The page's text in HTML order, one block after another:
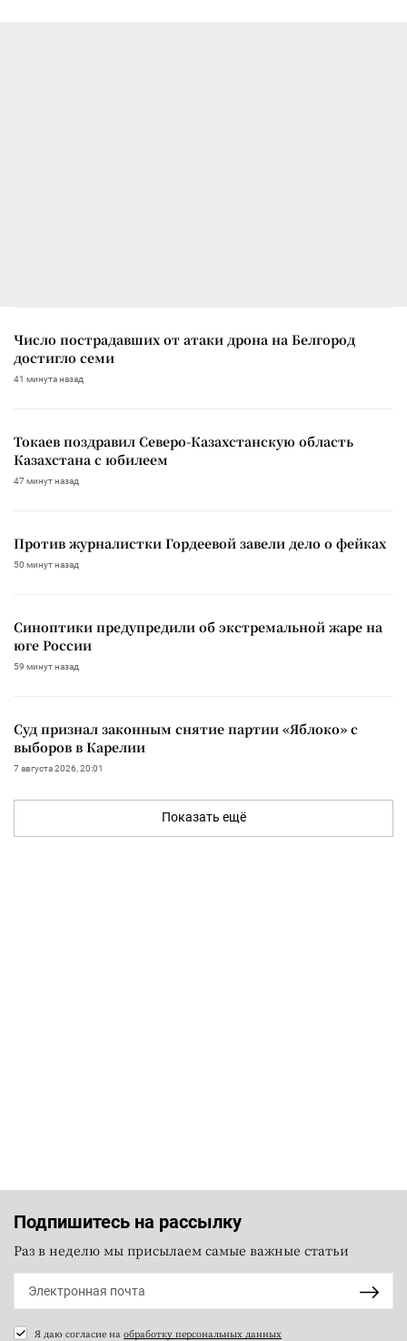
Число пострадавших от атаки дрона на Белгород
достигло семи
41 минута назад
Токаев поздравил Северо-Казахстанскую область
Казахстана с юбилеем
47 минут назад
Против журналистки Гордеевой завели дело о фейках
50 минут назад
Синоптики предупредили об экстремальной жаре на
юге России
59 минут назад
Суд признал законным снятие партии «Яблоко» с
выборов в Карелии
7 августа 2026, 20:01
Показать ещё
Подпишитесь на рассылку
Раз в неделю мы присылаем самые важные статьи
Я даю согласие на обработку персональных данных